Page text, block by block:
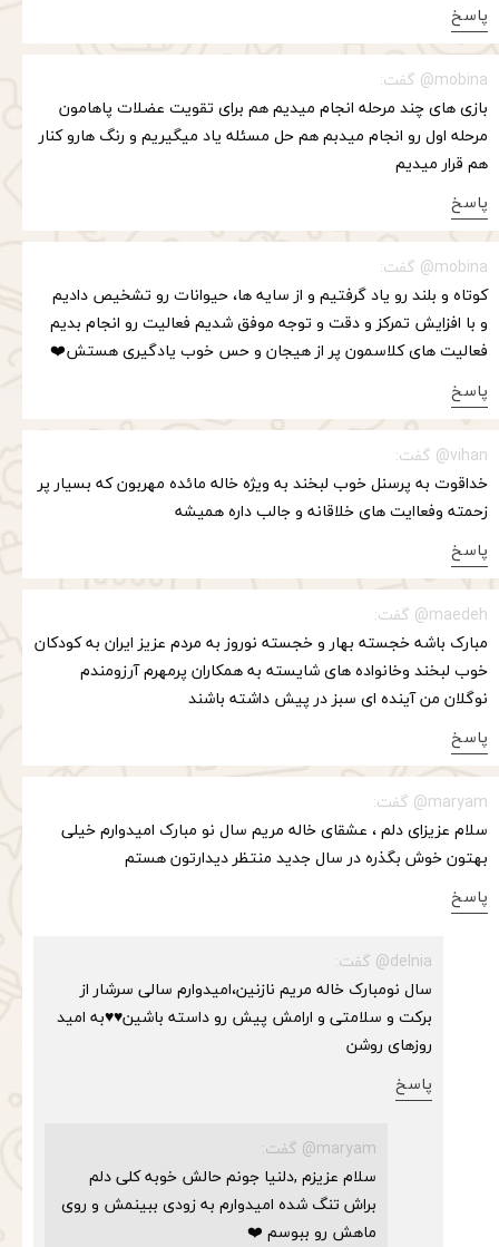
پاسخ
mobina@ گفت:
بازی های چند مرحله انجام میدیم هم برای تقویت عضلات پاهامون
مرحله اول رو انجام میدبم هم حل مسئله یاد میگیریم و رنگ هارو کنار
هم قرار میدیم
پاسخ
mobina@ گفت:
کوتاه و بلند رو یاد گرفتیم و از سایه ها، حیوانات رو تشخیص دادیم
و با افزایش تمرکز و دقت و توجه موفق شدیم فعالیت رو انجام بدیم
فعالیت های کلاسمون پر از هیجان و حس خوب یادگیری هستش❤️
پاسخ
vihan@ گفت:
خداقوت به پرسنل خوب لبخند به ویژه خاله مائده مهربون که بسیار پر
زحمته و‌فعاایت های خلاقانه و جالب داره همیشه
پاسخ
maedeh@ گفت:
مبارک باشه خجسته بهار و خجسته نوروز به مردم عزیز ایران به کودکان
خوب لبخند وخانواده های شایسته به همکاران پرمهرم آرزومندم
نوگلان من آینده ای سبز در پیش داشته باشند
پاسخ
maryam@ گفت:
سلام عزیزای دلم ، عشقای خاله مریم سال نو مبارک امیدوارم خیلی
بهتون خوش بگذره در سال جدید منتظر دیدارتون هستم
پاسخ
delnia@ گفت:
سال نو‌مبارک خاله مریم نازنین،امیدوارم سالی سرشار از
برکت و سلامتی و ارامش پیش رو داسته باشین♥️♥️به امید
روزهای روشن
پاسخ
maryam@ گفت:
سلام عزیزم ,دلنیا جونم حالش خوبه کلی دلم
براش تنگ شده امیدوارم به زودی ببینمش و روی
ماهش رو ببوسم ❤️